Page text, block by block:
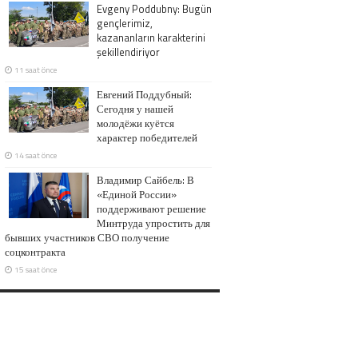
Evgeny Poddubny: Bugün
gençlerimiz,
kazananların karakterini
şekillendiriyor
11 saat önce
Евгений Поддубный:
Сегодня у нашей
молодёжи куётся
характер победителей
14 saat önce
Владимир Сайбель: В
«Единой России»
поддерживают решение
Минтруда упростить для
бывших участников СВО получение
соцконтракта
15 saat önce